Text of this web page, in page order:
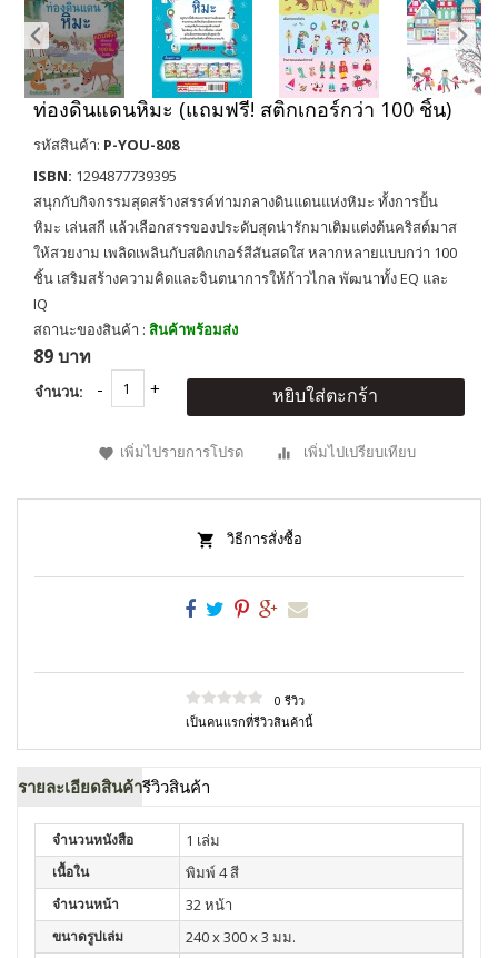
ท่องดินแดนหิมะ (แถมฟรี! สติกเกอร์กว่า 100 ชิ้น)
รหัสสินค้า: P-YOU-808
ISBN: 1294877739395
สนุกกับกิจกรรมสุดสร้างสรรค์ท่ามกลางดินแดนแห่งหิมะ ทั้งการปั้น
หิมะ เล่นสกี แล้วเลือกสรรของประดับสุดน่ารักมาเติมแต่งต้นคริสต์มาส
ให้สวยงาม เพลิดเพลินกับสติกเกอร์สีสันสดใส หลากหลายแบบกว่า 100
ชิ้น เสริมสร้างความคิดและจินตนาการให้ก้าวไกล พัฒนาทั้ง EQ และ
IQ
สถานะของสินค้า : สินค้าพร้อมส่ง
89 บาท
จำนวน: หยิบใส่ตะกร้า
เพิ่มไปรายการโปรด เพิ่มไปเปรียบเทียบ
วิธีการสั่งซื้อ
0 รีวิว
เป็นคนแรกที่รีวิวสินค้านี้
รายละเอียดสินค้ารีวิวสินค้า
จำนวนหนังสือ 1 เล่ม
เนื้อใน พิมพ์ 4 สี
จำนวนหน้า 32 หน้า
ขนาดรูปเล่ม 240 x 300 x 3 มม.